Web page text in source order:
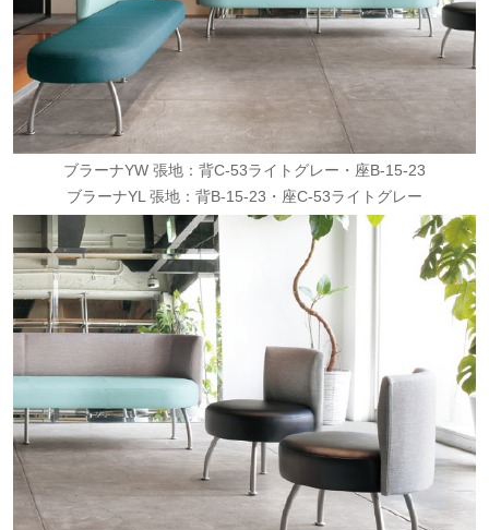
ブラーナYW 張地：背C-53ライトグレー・座B-15-23
ブラーナYL 張地：背B-15-23・座C-53ライトグレー